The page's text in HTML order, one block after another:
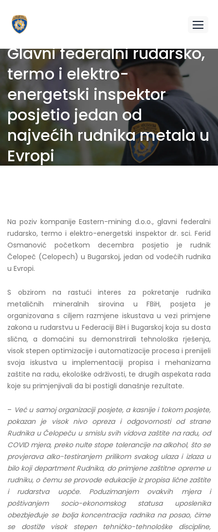
Glavni federalni rudarsko,
termo i elektro-
energetski inspektor
posjetio jedan od
najvećih rudnika metala u
Evropi
Na poziv kompanije Eastern-mining d.o.o., glavni federalni
rudarsko, termo i elektro-energetski inspektor dr. sci. Ferid
Osmanović početkom decembra posjetio je rudnik
Čelopeč (Celopech) u Bugarskoj, jedan od vodećih rudnika
u Evropi.
S obzirom na rastući interes za pokretanje rudnika
metaličnih mineralnih sirovina u FBiH, posjeta je
organizovana s ciljem razmjene iskustava u vezi primjene
zakona u rudarstvu u Federaciji BiH i Bugarskoj koja su dosta
slična, a domaćini su demonstrirali tehnološka rješenja,
visok stepen optimizacije i automatizacije procesa i prenijeli
svoja iskustva u implementaciji propisa i mehanizama
zaštite na radu, ekološke održivosti, te drugih aspekata rada
koje su primjenjivali da bi postigli današnje rezultate.
– Već u samoj organizaciji posjete, a kasnije i tokom posjete,
pokazan je visok nivo opreza i odgovornosti od strane
Rudnika u Čelopeču u smislu svih vidova zaštite na radu, od
COVID mjera, preko nulte stope tolerancije na alkohol, što se
provjerava alko-testiranjem prilikom svakog ulaza i izlaza u
bilo koji department Rudnika, do primjene zaštitne opreme u
rudniku, o čemu se provode edukacije iz propisa lične zaštite
i rudarstva uopće. Poduzimanjem ovakvih mjera i
poštivanjem socio-ekonomskog statusa uposlenika
obezbjeđuje se bolja koncentracija radnika na posao, čime
se dostiže visok stepen tehničko-tehnološke discipline,